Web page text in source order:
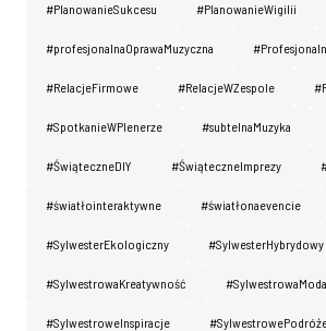
#PlanowanieSukcesu #PlanowanieWigilii
#profesjonalnaOprawaMuzyczna
#RelacjeFirmowe #RelacjeWZespole
#SpotkanieWPlenerze #subtelnaMuzyka
#ŚwiąteczneDIY #ŚwiąteczneImprezy
#światłointeraktywne #światłonaevencie
#SylwesterEkologiczny #SylwesterHybrydowy
#SylwestrowaKreatywność #SylwestrowaModa
#SylwestroweInspiracje